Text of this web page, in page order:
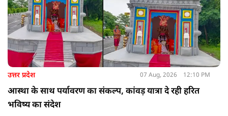
उत्तर प्रदेश 07 Aug, 2026 12:10 PM
आस्था के साथ पर्यावरण का संकल्प, कांवड़ यात्रा दे रही हरित
भविष्य का संदेश